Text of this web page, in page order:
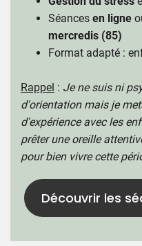
Séances en ligne
mercredis (85)
Format adapté :
Rappel : Je ne suis ni
d'orientation mais je
d'expérience avec les
prêter une oreille
pour bien vivre cette
Découvrir les